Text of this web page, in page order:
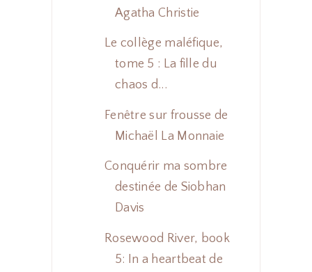
Agatha Christie
Le collège maléfique,
tome 5 : La fille du
chaos d...
Fenêtre sur frousse de
Michaël La Monnaie
Conquérir ma sombre
destinée de Siobhan
Davis
Rosewood River, book
5: In a heartbeat de